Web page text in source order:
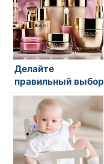
Делайте
правильный выбор
с Beautery!